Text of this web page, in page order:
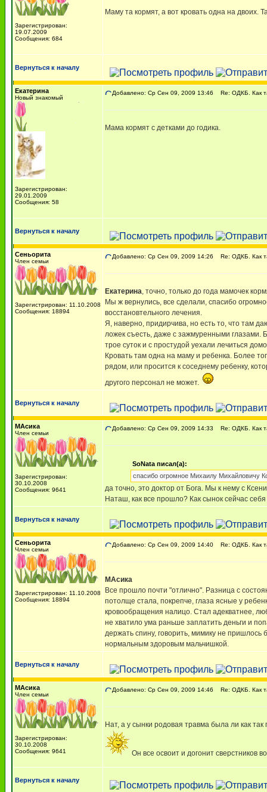
Зарегистрирован:
19.07.2009
Сообщения: 684
Маму та кормят, а вот кровать одна на двоих.
Вернуться к началу
Екатерина
Новый знакомый
Зарегистрирован:
29.01.2009
Сообщения: 58
Добавлено: Ср Сен 09, 2009 13:46 Re: ОДКБ. Как
Мама кормят с детками до годика.
Вернуться к началу
Сеньорита
Член семьи
Зарегистрирован: 11.10.2008
Сообщения: 18894
Добавлено: Ср Сен 09, 2009 14:26 Re: ОДКБ. Как
Екатерина, точно, только до года мамочек
Мы ж вернулись, все сделали, спасибо
восстановтельного лечения.
Я, наверно, придирчива, но есть то, что там
ложек съесть, даже с зажмуренными глазами.
трое суток и с простудой уехали лечиться
Кровать там одна на маму и ребенка. Более
рядом, или просится к соседнему ребенку,
другого персонал не может.
Вернуться к началу
МАсика
Член семьи
Зарегистрирован:
30.10.2008
Сообщения: 9641
Добавлено: Ср Сен 09, 2009 14:33 Re: ОДКБ. Как
SoNata писал(а):
спасибо огромное Михаилу Михайловичу
да точно, это доктор от Бога. Мы к нему с
Наташ, как все прошло? Как сынок сейчас себя
Вернуться к началу
Сеньорита
Член семьи
Зарегистрирован: 11.10.2008
Сообщения: 18894
Добавлено: Ср Сен 09, 2009 14:40 Re: ОДКБ. Как
МАсика
Все прошло почти "отлично". Разница с
потолще стала, покрепче, глаза ясные у
кровообращения налицо. Стал адекватнее,
не хватило ума раньше заплатить деньги и
держать спину, говорить, мимику не пришлось
нормальным здоровым мальчишкой.
Вернуться к началу
МАсика
Член семьи
Зарегистрирован:
30.10.2008
Сообщения: 9641
Добавлено: Ср Сен 09, 2009 14:46 Re: ОДКБ. Как
Нат, а у сынки родовая травма была ли как
Он все освоит и догонит сверстников
Вернуться к началу